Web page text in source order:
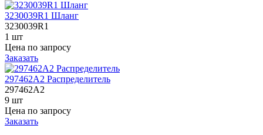
3230039R1 Шланг
3230039R1
1 шт
Цена по запросу
Заказать
297462A2 Распределитель
297462A2
9 шт
Цена по запросу
Заказать